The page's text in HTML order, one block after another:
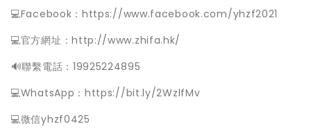
💻Facebook：https://www.facebook.com/yhzf2021
💻官方網址：http://www.zhifa.hk/
️🔊聯繫電話：19925224895
💻WhatsApp：https://bit.ly/2WzlfMv
💻微信yhzf0425